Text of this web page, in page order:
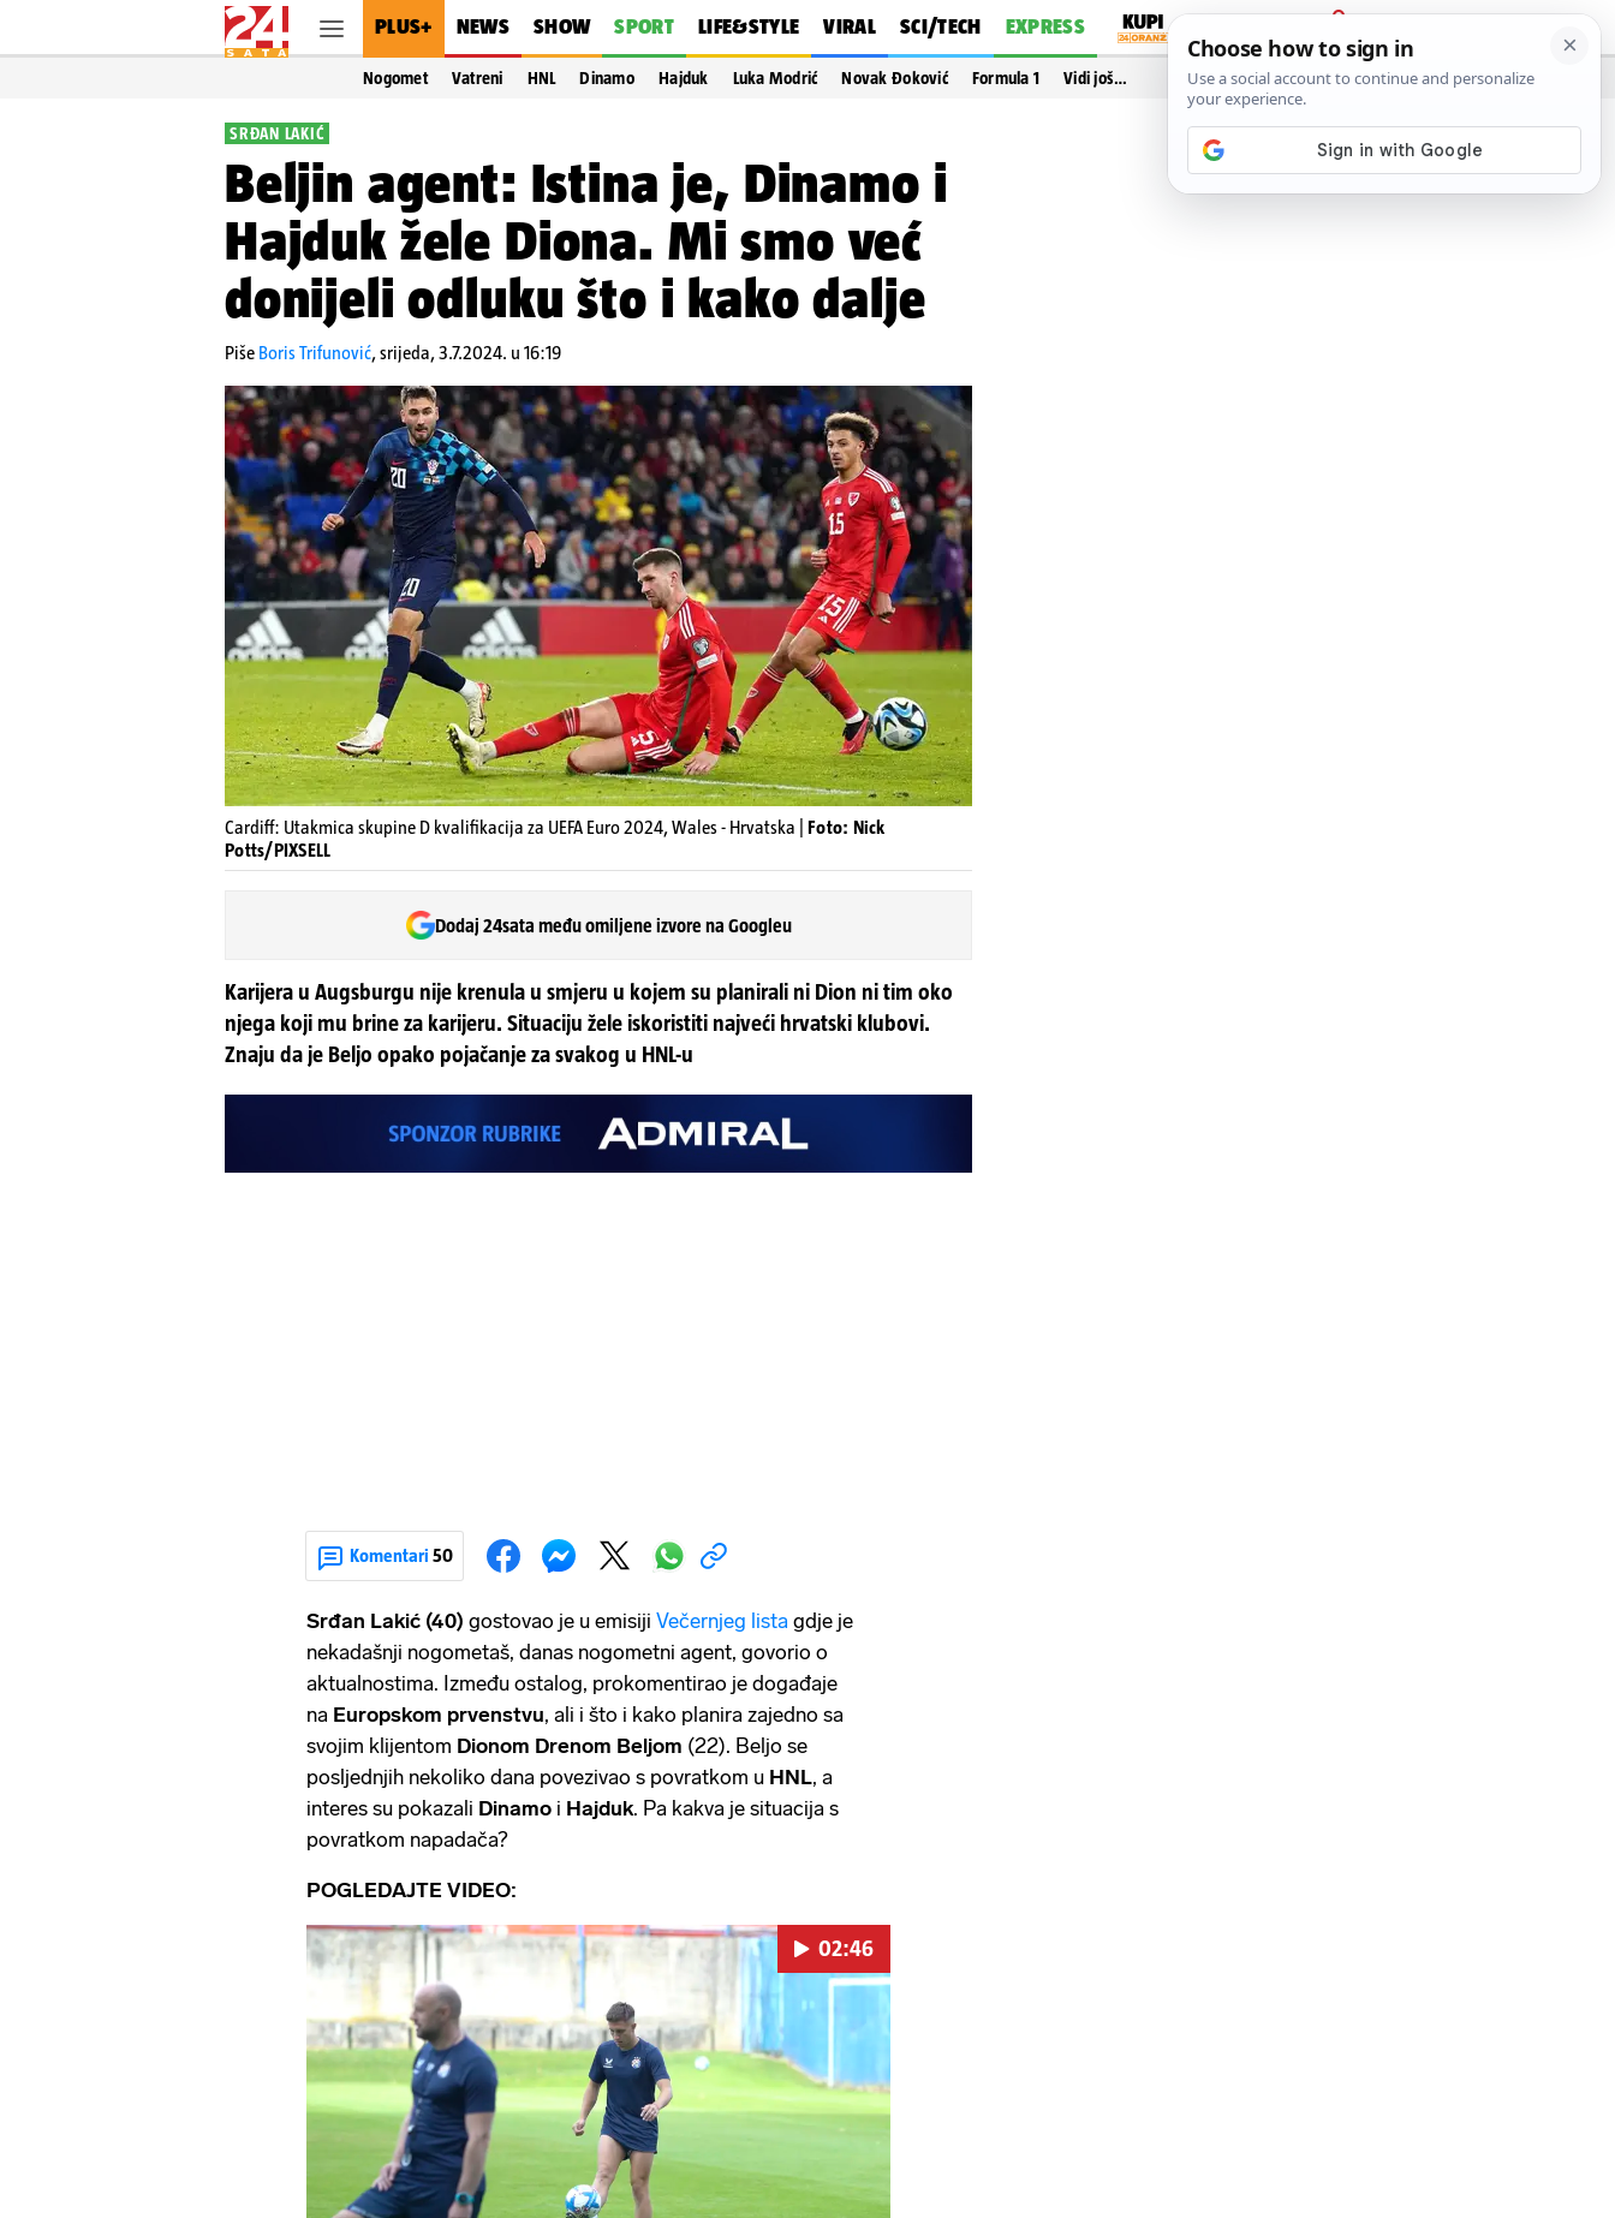
PLUS+ NEWS SHOW SPORT LIFE&STYLE VIRAL SCI/TECH EXPRESS
PRIJAVA
Nogomet Vatreni HNL Dinamo Hajduk Luka Modrić Novak Đoković Formula 1 Vidi još…
SRĐAN LAKIĆ
Beljin agent: Istina je, Dinamo i
Hajduk žele Diona. Mi smo već
donijeli odluku što i kako dalje
Piše Boris Trifunović,srijeda, 3.7.2024. u 16:19
Cardiff: Utakmica skupine D kvalifikacija za UEFA Euro 2024, Wales - Hrvatska | Foto: Nick
Potts/PIXSELL
Dodaj 24sata među omiljene izvore na Googleu
Karijera u Augsburgu nije krenula u smjeru u kojem su planirali ni Dion ni tim oko
njega koji mu brine za karijeru. Situaciju žele iskoristiti najveći hrvatski klubovi.
Znaju da je Beljo opako pojačanje za svakog u HNL-u
Komentari 50
Srđan Lakić (40) gostovao je u emisiji Večernjeg lista gdje je
nekadašnji nogometaš, danas nogometni agent, govorio o
aktualnostima. Između ostalog, prokomentirao je događaje
na Europskom prvenstvu, ali i što i kako planira zajedno sa
svojim klijentom Dionom Drenom Beljom (22). Beljo se
posljednjih nekoliko dana povezivao s povratkom u HNL, a
interes su pokazali Dinamo i Hajduk. Pa kakva je situacija s
povratkom napadača?
POGLEDAJTE VIDEO:
Pokretanje videa...
02:46